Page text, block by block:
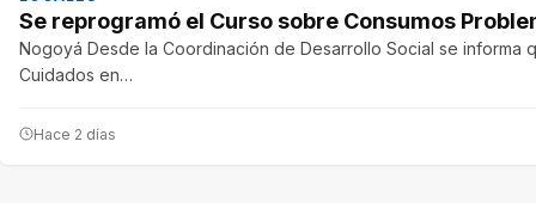
Se reprogramó el Curso sobre Consumos
Nogoyá Desde la Coordinación de Desarrollo Social se informa
Cuidados en…
Hace 2 días